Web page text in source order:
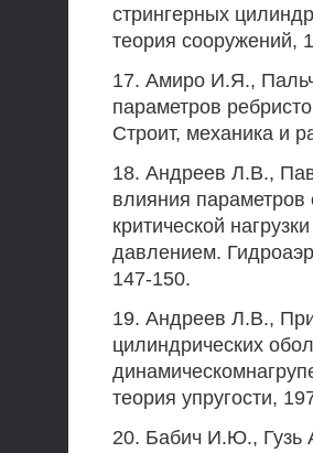
стрингерных
теория сооружений,
17. Амиро И.Я.,
параметров
Строит, механика и
18. Андреев Л.В.,
влияния параметров
критической
давлением.
147-150.
19. Андреев Л.В.,
цилиндрических
теория упругости,
20. Бабич И.Ю., Гузь